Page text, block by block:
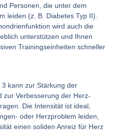
Personen, die unter dem
leiden (z. B. Diabetes Typ II).
wird auch die
unterstützen und Ihnen
Trainingseinheiten schneller
kann zur Stärkung der
zur Verbesserung der Herz-
Die Intensität ist ideal,
oder Herzproblem leiden,
einen soliden Anreiz für Herz